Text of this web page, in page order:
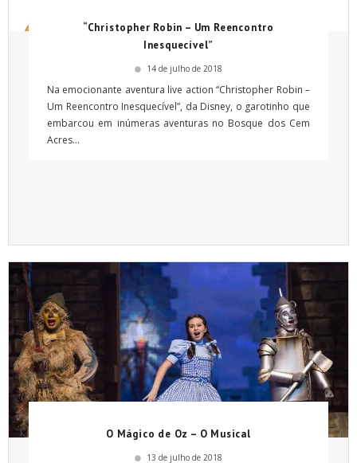
“Christopher Robin – Um Reencontro
Inesquecível”
14 de julho de 2018
Na emocionante aventura live action “Christopher Robin –
Um Reencontro Inesquecível”, da Disney, o garotinho que
embarcou em inúmeras aventuras no Bosque dos Cem
Acres...
O Mágico de Oz – O Musical
13 de julho de 2018